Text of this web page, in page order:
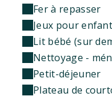
Fer à repasser
Jeux pour
Lit bébé (sur
Nettoyage -
Petit-déjeuner
Plateau de